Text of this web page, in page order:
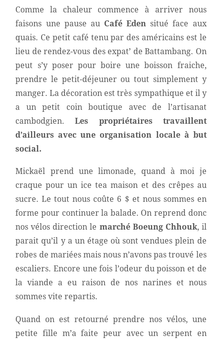
Comme la chaleur commence à arriver nous
faisons une pause au Café Edensitué face aux
quais. Ce petit café tenu par des américains est le
lieu de rendez-vous des expat’ de Battambang. On
peut s’y poser pour boire une boisson fraiche,
prendre le petit-déjeuner ou tout simplement y
manger. La décoration est très sympathique et il y
a un petit coin boutique avec de l’artisanat
cambodgien.Les propriétaires travaillent
d’ailleurs avec une organisation locale à but
social.
Mickaël prend une limonade, quand à moi je
craque pour un ice tea maison et des crêpes au
sucre. Le tout nous coûte 6 $ et nous sommes en
forme pour continuer la balade. On reprend donc
nos vélos direction le marché Boeung Chhouk, il
parait qu’il y a un étage où sont vendues plein de
robes de mariées mais nous n’avons pas trouvé les
escaliers. Encore une fois l’odeur du poisson et de
la viande a eu raison de nos narines et nous
sommes vite repartis.
Quand on est retourné prendre nos vélos, une
petite fille m’a faite peur avec un serpent en